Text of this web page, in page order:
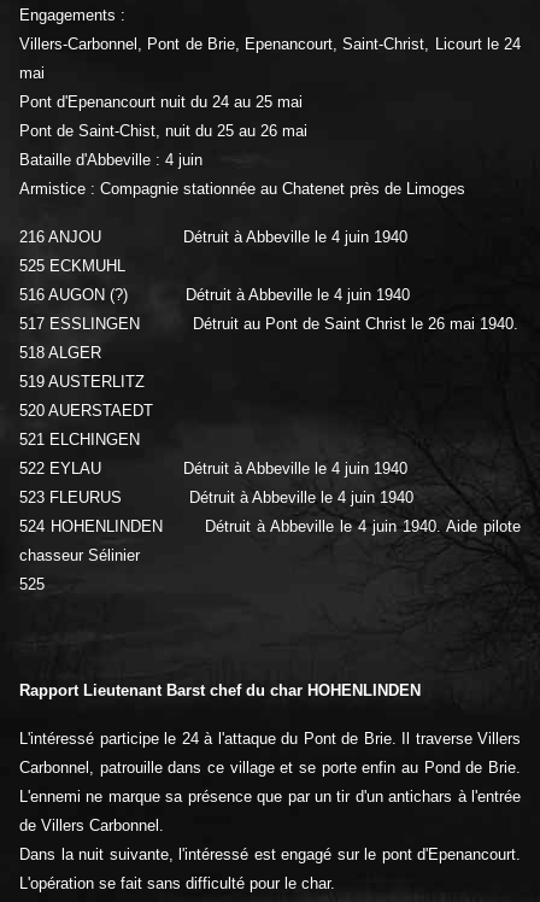
Engagements :
Villers-Carbonnel, Pont de Brie, Epenancourt, Saint-Christ, Licourt le 24
mai
Pont d'Epenancourt nuit du 24 au 25 mai
Pont de Saint-Chist, nuit du 25 au 26 mai
Bataille d'Abbeville : 4 juin
Armistice : Compagnie stationnée au Chatenet près de Limoges
216 ANJOU Détruit à Abbeville le 4 juin 1940
525 ECKMUHL
516 AUGON (?) Détruit à Abbeville le 4 juin 1940
517 ESSLINGEN Détruit au Pont de Saint Christ le 26 mai 1940.
518 ALGER
519 AUSTERLITZ
520 AUERSTAEDT
521 ELCHINGEN
522 EYLAU Détruit à Abbeville le 4 juin 1940
523 FLEURUS Détruit à Abbeville le 4 juin 1940
524 HOHENLINDEN Détruit à Abbeville le 4 juin 1940. Aide pilote
chasseur Sélinier
525
Rapport Lieutenant Barst chef du char HOHENLINDEN
L'intéressé participe le 24 à l'attaque du Pont de Brie. Il traverse Villers
Carbonnel, patrouille dans ce village et se porte enfin au Pond de Brie.
L'ennemi ne marque sa présence que par un tir d'un antichars à l'entrée
de Villers Carbonnel.
Dans la nuit suivante, l'intéressé est engagé sur le pont d'Epenancourt.
L'opération se fait sans difficulté pour le char.